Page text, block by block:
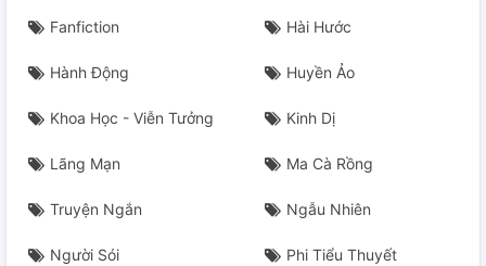
22. Ngoan
23. Ngoài Dự Tính
24. Cảm Ơn
Fanfiction Hài Hước
Hành Động Huyền Ảo
Khoa Học - Viễn Tưởng Kinh Dị
Lãng Mạn Ma Cà Rồng
Truyện Ngắn Ngẫu Nhiên
Người Sói Phi Tiểu Thuyết